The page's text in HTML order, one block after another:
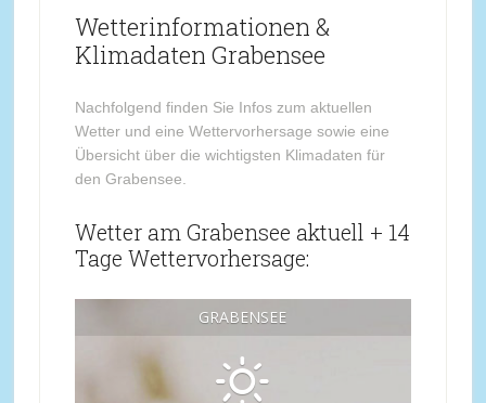
Wetterinformationen &
Klimadaten Grabensee
Nachfolgend finden Sie Infos zum aktuellen
Wetter und eine Wettervorhersage sowie eine
Übersicht über die wichtigsten Klimadaten für
den Grabensee.
Wetter am Grabensee aktuell + 14
Tage Wettervorhersage:
GRABENSEE